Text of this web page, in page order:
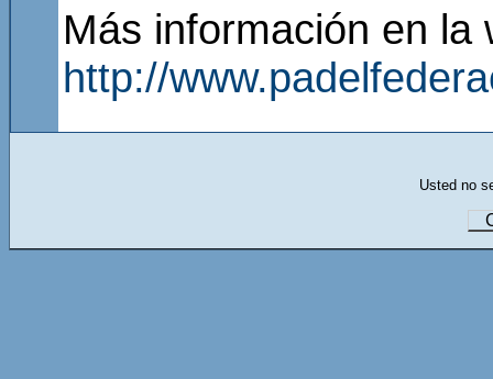
Más información en la
http://
Usted no